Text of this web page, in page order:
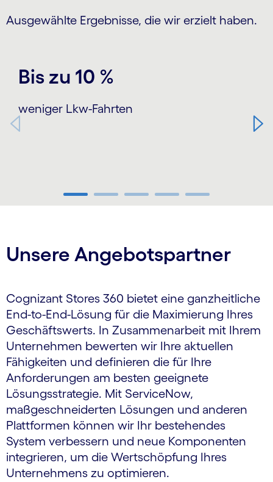
Ausgewählte Ergebnisse, die wir erzielt haben.
Bis zu 10 %
weniger Lkw-Fahrten
Unsere Angebotspartner
Cognizant Stores 360 bietet eine ganzheitliche
End-to-End-Lösung für die Maximierung Ihres
Geschäftswerts. In Zusammenarbeit mit Ihrem
Unternehmen bewerten wir Ihre aktuellen
Fähigkeiten und definieren die für Ihre
Anforderungen am besten geeignete
Lösungsstrategie. Mit ServiceNow,
maßgeschneiderten Lösungen und anderen
Plattformen können wir Ihr bestehendes
System verbessern und neue Komponenten
integrieren, um die Wertschöpfung Ihres
Unternehmens zu optimieren.